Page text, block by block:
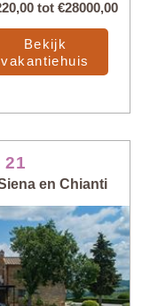
tot €28000,00
Bekijk
vakantiehuis
en Chianti